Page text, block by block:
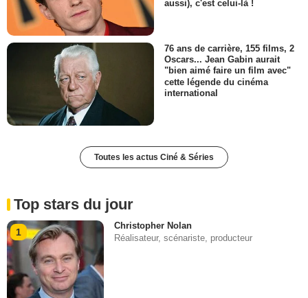
aussi), c'est celui-là !
76 ans de carrière, 155 films, 2
Oscars... Jean Gabin aurait
"bien aimé faire un film avec"
cette légende du cinéma
international
Toutes les actus Ciné & Séries
Top stars du jour
1
Christopher Nolan
Réalisateur, scénariste, producteur